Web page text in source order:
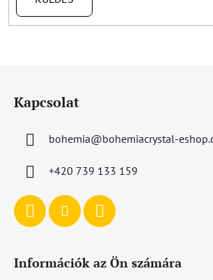
Kapcsolat
bohemia@bohemiacrystal-
+420 739 133 159
Információk az Ön számára